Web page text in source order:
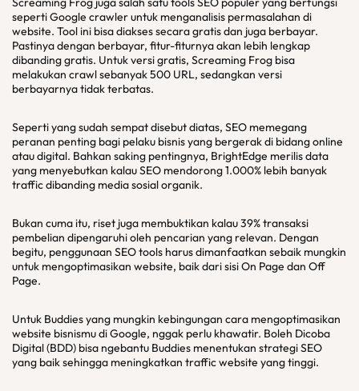
seperti Google crawler untuk menganalisis permasalahan di
website. Tool ini bisa diakses secara gratis dan juga berbayar.
Pastinya dengan berbayar, fitur-fiturnya akan lebih lengkap
dibanding gratis. Untuk versi gratis, Screaming Frog bisa
melakukan crawl sebanyak 500 URL, sedangkan versi
berbayarnya tidak terbatas.
Seperti yang sudah sempat disebut diatas, SEO memegang
peranan penting bagi pelaku bisnis yang bergerak di bidang online
atau digital. Bahkan saking pentingnya, BrightEdge merilis data
yang menyebutkan kalau SEO mendorong 1.000% lebih banyak
traffic dibanding media sosial organik.
Bukan cuma itu, riset juga membuktikan kalau 39% transaksi
pembelian dipengaruhi oleh pencarian yang relevan. Dengan
begitu, penggunaan SEO tools harus dimanfaatkan sebaik mungkin
untuk mengoptimasikan website, baik dari sisi On Page dan Off
Page.
Untuk Buddies yang mungkin kebingungan cara mengoptimasikan
website bisnismu di Google, nggak perlu khawatir. Boleh Dicoba
Digital (BDD) bisa ngebantu Buddies menentukan strategi SEO
yang baik sehingga meningkatkan traffic website yang tinggi.